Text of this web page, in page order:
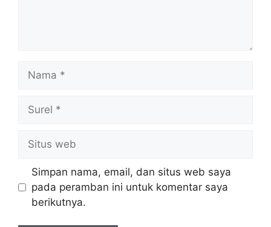
web
Simpan nama, email, dan situs web saya
pada peramban ini untuk komentar saya
berikutnya.